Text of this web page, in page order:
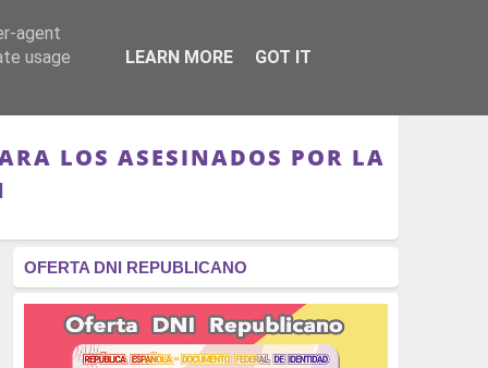
RÉGIMEN - MONARQUÍA
LOS ASESINADOS POR LA
OFERTA DNI REPUBLICANO
agent
usage
LEARN MORE GOT IT